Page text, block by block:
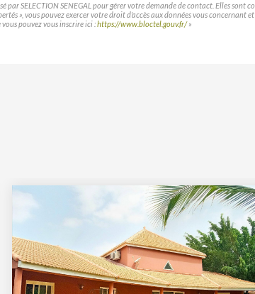
SELECTION SENEGAL pour gérer votre demande de contact. Elles sont
», vous pouvez exercer votre droit d'accès aux données vous
pouvez vous inscrire ici :https://www.bloctel.gouv.fr/»